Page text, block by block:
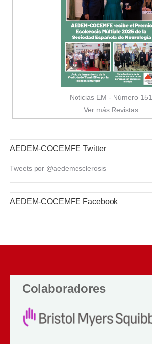
Noticias EM - Número 151
Ver más Revistas
AEDEM-COCEMFE Twitter
Tweets por @aedemesclerosis
AEDEM-COCEMFE Facebook
Colaboradores